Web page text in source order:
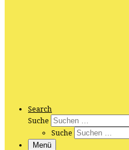
Search
Suche
Suche
Menü